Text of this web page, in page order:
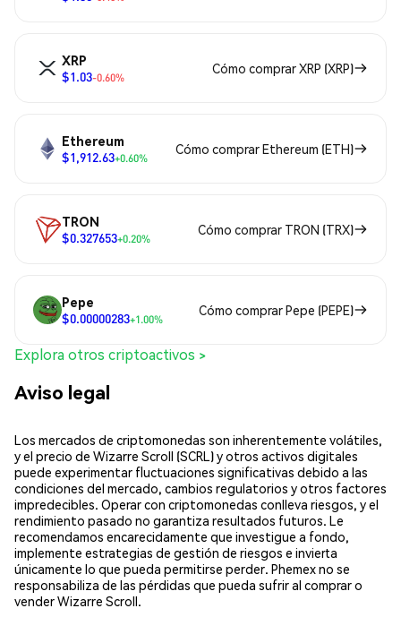
XRP
$1.03-0.60%
Cómo comprar XRP (XRP)
Ethereum
$1,912.63+0.60%
Cómo comprar Ethereum (ETH)
TRON
$0.327653+0.20%
Cómo comprar TRON (TRX)
Pepe
$0.00000283+1.00%
Cómo comprar Pepe (PEPE)
Explora otros criptoactivos >
Aviso legal
Los mercados de criptomonedas son inherentemente volátiles,
y el precio de Wizarre Scroll (SCRL) y otros activos digitales
puede experimentar fluctuaciones significativas debido a las
condiciones del mercado, cambios regulatorios y otros factores
impredecibles. Operar con criptomonedas conlleva riesgos, y el
rendimiento pasado no garantiza resultados futuros. Le
recomendamos encarecidamente que investigue a fondo,
implemente estrategias de gestión de riesgos e invierta
únicamente lo que pueda permitirse perder. Phemex no se
responsabiliza de las pérdidas que pueda sufrir al comprar o
vender Wizarre Scroll.